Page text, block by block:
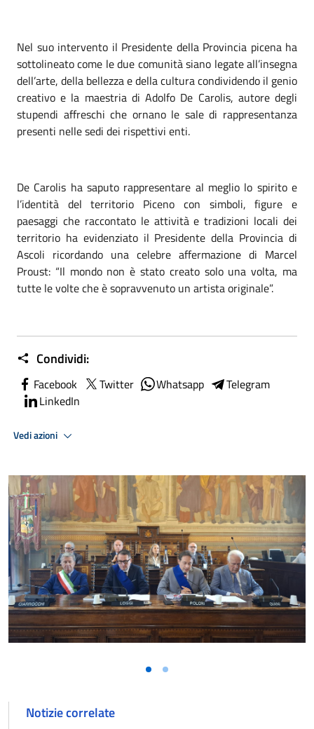
Nel suo intervento il Presidente della Provincia picena ha
sottolineato come le due comunità siano legate all’insegna
dell’arte, della bellezza e della cultura condividendo il genio
creativo e la maestria di Adolfo De Carolis, autore degli
stupendi affreschi che ornano le sale di rappresentanza
presenti nelle sedi dei rispettivi enti.
De Carolis ha saputo rappresentare al meglio lo spirito e
l’identità del territorio Piceno con simboli, figure e
paesaggi che raccontato le attività e tradizioni locali dei
territorio ha evidenziato il Presidente della Provincia di
Ascoli ricordando una celebre affermazione di Marcel
Proust: “Il mondo non è stato creato solo una volta, ma
tutte le volte che è sopravvenuto un artista originale”.
Condividi:
Facebook Twitter Whatsapp
Telegram
LinkedIn
Vedi azioni
Notizie correlate